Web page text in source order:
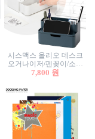
시스맥스 올리오 데스크
오거나이저/펜꽂이/소품
꽂이/소품함/정리함/수납
7,800 원